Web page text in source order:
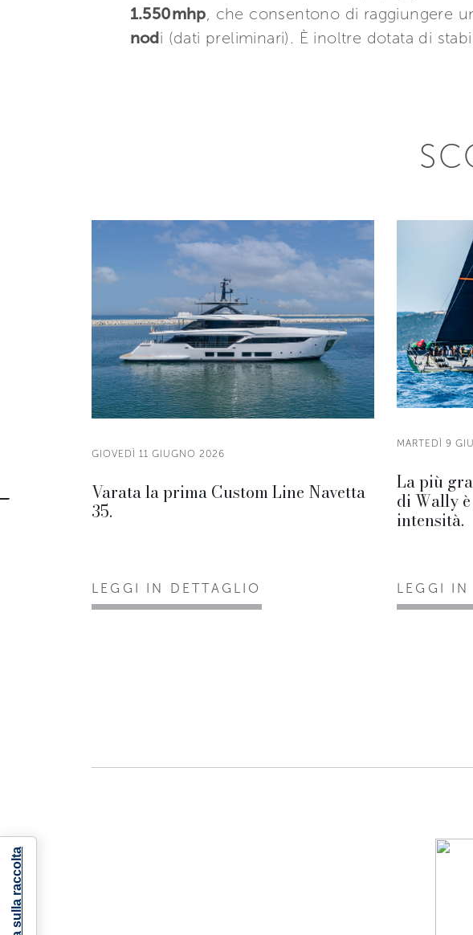
1.550mhp , che consentono di raggiungere
nodi (dati preliminari). È inoltre dotata di
GIOVEDÌ 11 GIUGNO 2026
Varata la prima Custom Line Navetta
35.
LEGGI IN DETTAGLIO
MARTEDÌ 9
La più
di Wally
intensità.
LEGGI IN